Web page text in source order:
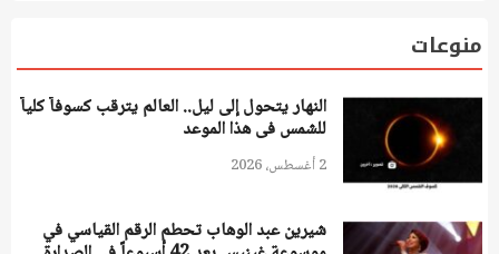
منوعات
النهار يتحول إلى ليل.. العالم يترقب كسوفاً كلياً
للشمس فى هذا الموعد
2 أغسطس، 2026
شيرين عبد الوهاب تحطم الرقم القياسي في